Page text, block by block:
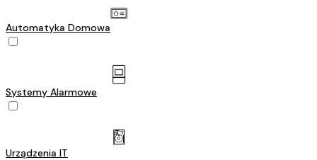
Automatyka Domowa
Systemy Alarmowe
Urządzenia IT